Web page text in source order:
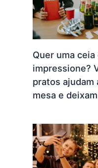
Quer uma
impressione?
pratos ajudam
mesa e